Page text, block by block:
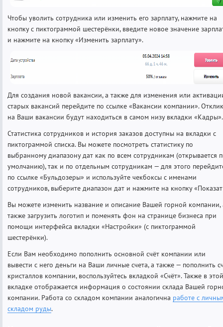
Чтобы уволить сотрудника или изменить его зарплату, нажмите на
кнопку с пиктограммой шестерёнки, введите новое значение
и нажмите на кнопку «Изменить зарплату».
Для создания новой вакансии, а также для изменения или
старых вакансий перейдите по ссылке «Вакансии компании».
на Ваши вакансии будут находиться в самом низу вкладки «Кадры».
Статистика сотрудников и история заказов доступны на вкладки с
пиктограммой списка. Вы можете посмотреть статистику по
выбранному диапазону дат как по всем сотрудникам (открывается
умолчанию), так и по отдельным сотрудникам — для этого
по ссылке «Бульдозеры» и используйте чекбоксы с именами
сотрудников, выберите диапазон дат и нажмите на кнопку
Вы можете изменить название и описание Вашей горной компании,
также загрузить логотип и поменять фон на странице бизнеса при
помощи интерфейса вкладки «Настройки» (с пиктограммой
шестерёнки).
Если Вам необходимо пополнить основной счёт компании или
вывести с него деньги на Ваши личные счета, а также — пополнить
кристаллов компании, воспользуйтесь вкладкой «Счёт». Также в этой
вкладке отображается информация о состоянии склада Вашей
компании. Работа со складом компании аналогична работе с
складом руды.